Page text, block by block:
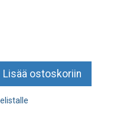
Lisää ostoskoriin